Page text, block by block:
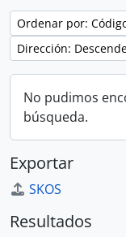
Ordenar por:
Dirección:
No pudimos
búsqueda.
Exportar
SKOS
Resultados